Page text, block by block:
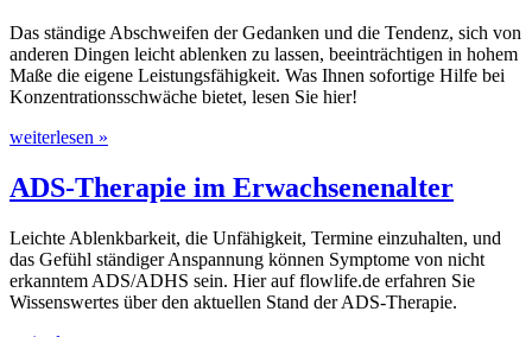
Das ständige Abschweifen der Gedanken und die Tendenz, sich von
anderen Dingen leicht ablenken zu lassen, beeinträchtigen in hohem
Maße die eigene Leistungsfähigkeit. Was Ihnen sofortige Hilfe bei
Konzentrationsschwäche bietet, lesen Sie hier!
weiterlesen »
ADS-Therapie im Erwachsenenalter
Leichte Ablenkbarkeit, die Unfähigkeit, Termine einzuhalten, und
das Gefühl ständiger Anspannung können Symptome von nicht
erkanntem ADS/ADHS sein. Hier auf flowlife.de erfahren Sie
Wissenswertes über den aktuellen Stand der ADS-Therapie.